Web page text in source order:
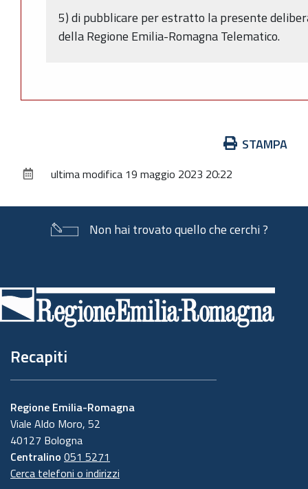
5) di pubblicare per estratto la presente
della Regione Emilia-Romagna Telematico.
documento
STAMPA
ultima modifica 19 maggio 2023 20:22
Non hai trovato quello che cerchi ?
di
pagina
Recapiti
Regione Emilia-Romagna
Viale Aldo Moro, 52
40127 Bologna
Centralino 051 5271
Cerca telefoni o indirizzi